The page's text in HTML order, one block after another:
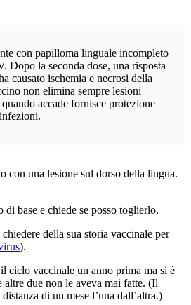
con papilloma linguale incompleto
Dopo la seconda dose, una risposta
causato ischemia e necrosi della
non elimina sempre lesioni
accade fornisce protezione
con una lesione sul dorso della lingua.
di base e chiede se posso toglierlo.
della sua storia vaccinale per
).
ciclo vaccinale un anno prima ma si è
altre due non le aveva mai fatte. (Il
di un mese l’una dall’altra.)